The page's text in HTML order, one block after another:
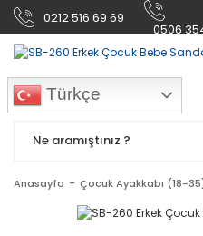
0212 516 69 69
0506
Türkçe
Anasayfa Çocuk Ayakkabı (18-